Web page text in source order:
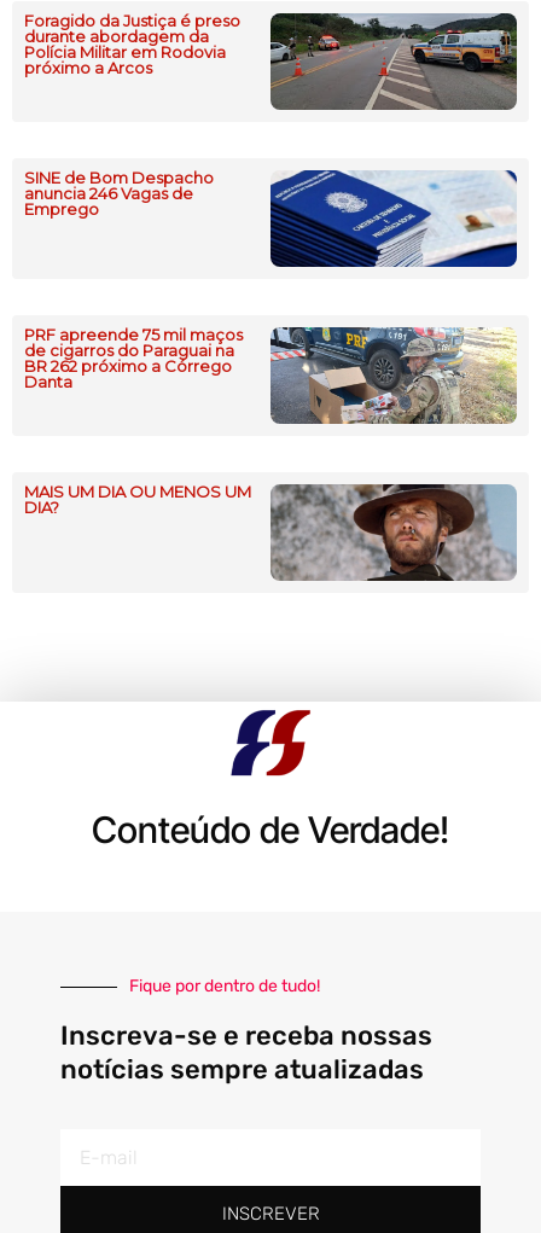
Foragido da Justiça é preso
durante abordagem da
Polícia Militar em Rodovia
próximo a Arcos
SINE de Bom Despacho
anuncia 246 Vagas de
Emprego
PRF apreende 75 mil maços
de cigarros do Paraguai na
BR 262 próximo a Córrego
Danta
MAIS UM DIA OU MENOS UM
DIA?
Conteúdo de Verdade!
Fique por dentro de tudo!
Inscreva-se e receba nossas
notícias sempre atualizadas
mail
INSCREVER